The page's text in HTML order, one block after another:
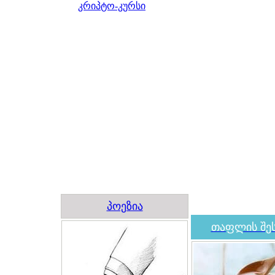
კრიპტო-კურსი
პოეზია
თაფლის